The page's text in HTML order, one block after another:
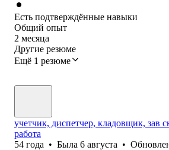
Есть подтверждённые навыки
Общий опыт
2 месяца
Другие резюме
Ещё 1 резюме
учетчик, диспетчер, кладовщик, зав
работа
54 года • Была 6 августа •